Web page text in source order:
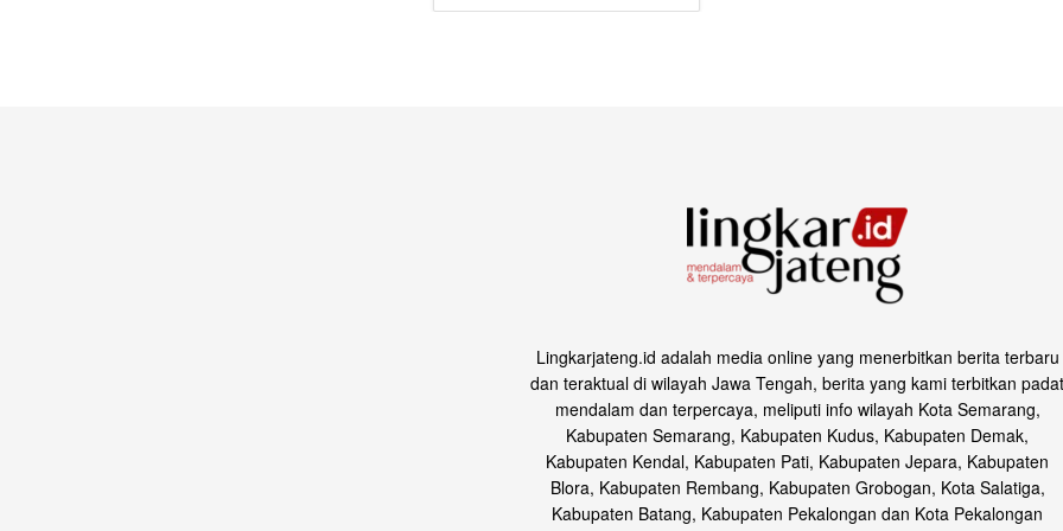
Lingkarjateng.id adalah media online yang menerbitkan berita terbaru
dan teraktual di wilayah Jawa Tengah, berita yang kami terbitkan padat
mendalam dan terpercaya, meliputi info wilayah Kota Semarang,
Kabupaten Semarang, Kabupaten Kudus, Kabupaten Demak,
Kabupaten Kendal, Kabupaten Pati, Kabupaten Jepara, Kabupaten
Blora, Kabupaten Rembang, Kabupaten Grobogan, Kota Salatiga,
Kabupaten Batang, Kabupaten Pekalongan dan Kota Pekalongan